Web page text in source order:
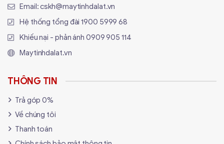
Email:cskh@maytinhdalat.vn
Hệ thống tổng đài1900 5999 68
Khiếu nại - phản ánh 0909 905 114
Maytinhdalat.vn
THÔNG TIN
Trả góp 0%
Về chúng tôi
Thanh toán